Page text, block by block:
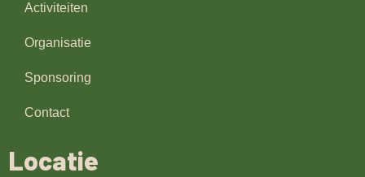
Activiteiten
Organisatie
Sponsoring
Contact
Locatie